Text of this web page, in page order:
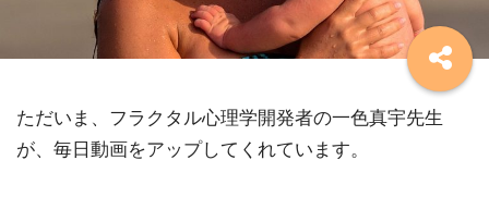
ただいま、フラクタル心理学開発者の一色真宇先生
が、毎日動画をアップしてくれています。